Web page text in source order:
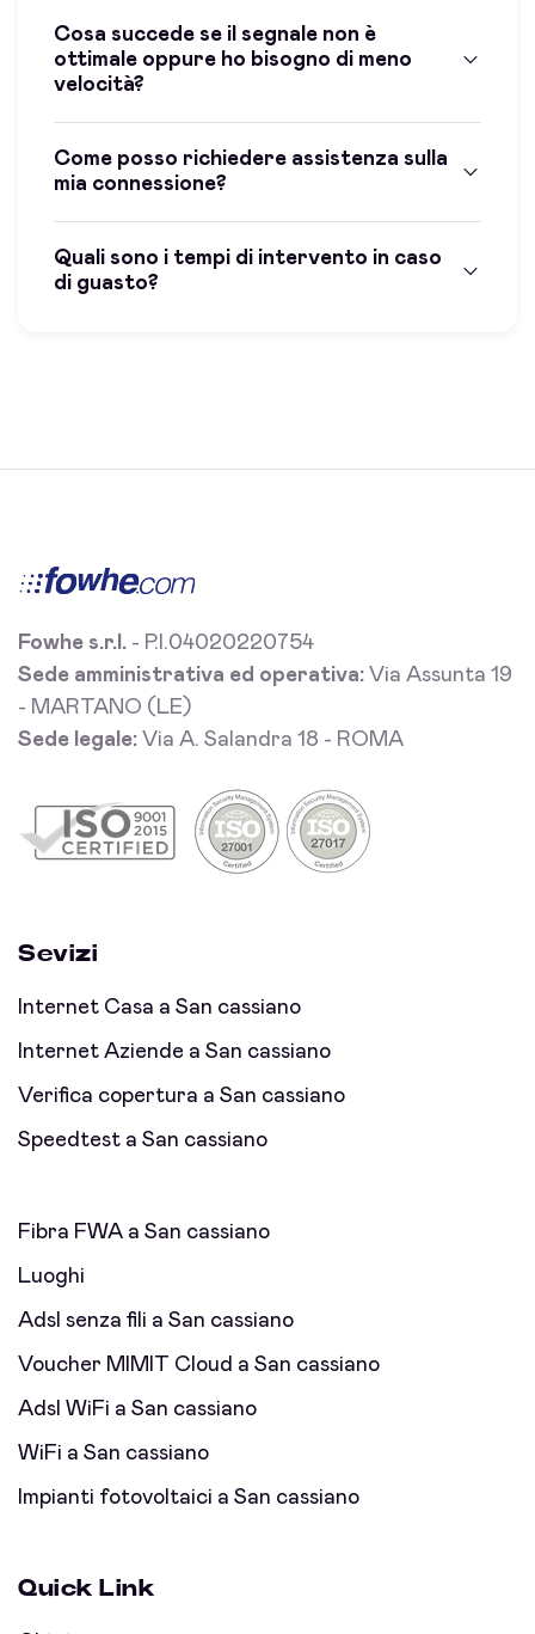
Cosa succede se il segnale non è
ottimale oppure ho bisogno di meno
velocità?
Come posso richiedere assistenza sulla
mia connessione?
Quali sono i tempi di intervento in caso
di guasto?
Fowhe s.r.l. - P.I.04020220754
Sede amministrativa ed operativa: Via Assunta 19
- MARTANO (LE)
Sede legale: Via A. Salandra 18 - ROMA
Sevizi
Internet Casa a San cassiano
Internet Aziende a San cassiano
Verifica copertura a San cassiano
Speedtest a San cassiano
Fibra FWA a San cassiano
Luoghi
Adsl senza fili a San cassiano
Voucher MIMIT Cloud a San cassiano
Adsl WiFi a San cassiano
WiFi a San cassiano
Impianti fotovoltaici a San cassiano
Quick Link